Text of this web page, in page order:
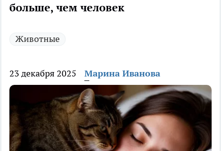
больше, чем человек
Животные
23 декабря 2025 Марина Иванова